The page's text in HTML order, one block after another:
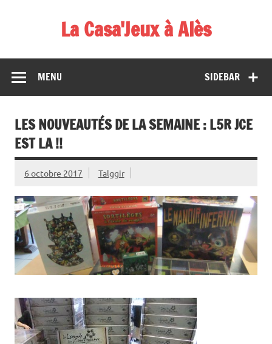
La Casa'Jeux à Alès
démos et de tournois
SIDEBAR
MENU
LES NOUVEAUTÉS DE LA SEMAINE : L5R JCE
EST LA !!
6 octobre 2017 Talggir